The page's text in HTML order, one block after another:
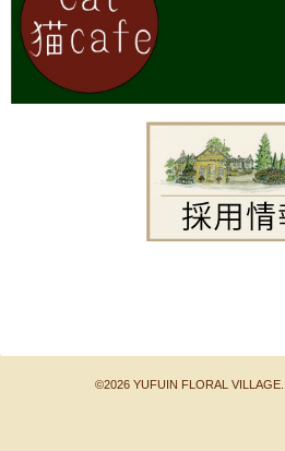
©2026 YUFUIN FLORAL VILLAGE